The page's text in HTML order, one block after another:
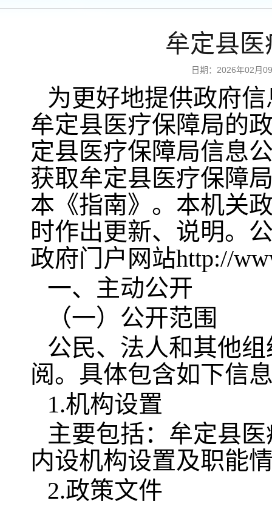
牟定县
日期：2026年02月
为更好地提供政府
牟定县医疗保障局的
定县医疗保障局信息
获取牟定县医疗保障
本《指南》。本机关
时作出更新、说明。
政府门户网站http://
一、主动公开
（一）公开范围
公民、法人和其他
阅。具体包含如下信
1.机构设置
主要包括：牟定县
内设机构设置及职能
2.政策文件